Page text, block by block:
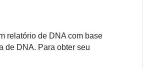
relatório de DNA com base
de DNA. Para obter seu